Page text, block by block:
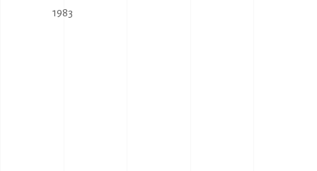
1983